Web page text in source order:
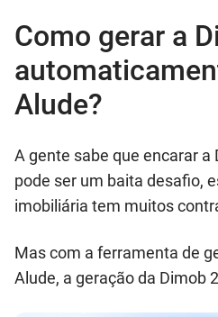
Como gerar a
Alude?
A gente sabe que encarar
pode ser um baita desafio,
imobiliária tem muitos
Mas com a ferramenta de
Alude, a geração da Dimob